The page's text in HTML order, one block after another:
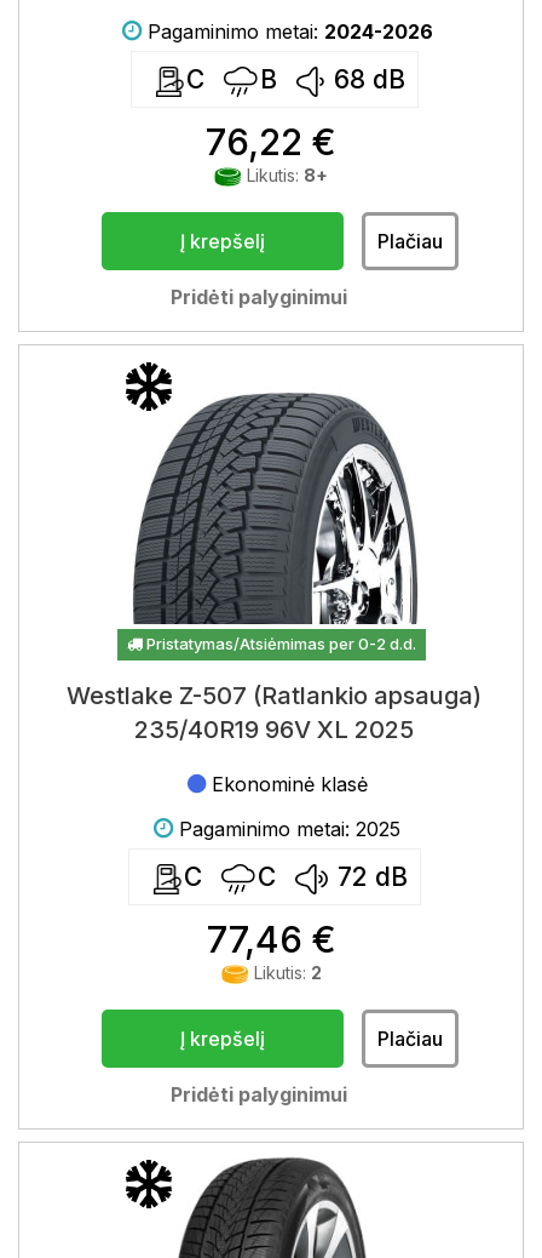
Pagaminimo metai: 2024-2026
C B 68 dB
76,22 €
Likutis: 8+
Į krepšelį Plačiau
Pridėti palyginimui
Pristatymas/Atsiėmimas per 0-2 d.d.
Westlake Z-507 (Ratlankio apsauga)
235/40R19 96V XL 2025
Ekonominė klasė
Pagaminimo metai: 2025
C C 72 dB
77,46 €
Likutis: 2
Į krepšelį Plačiau
Pridėti palyginimui